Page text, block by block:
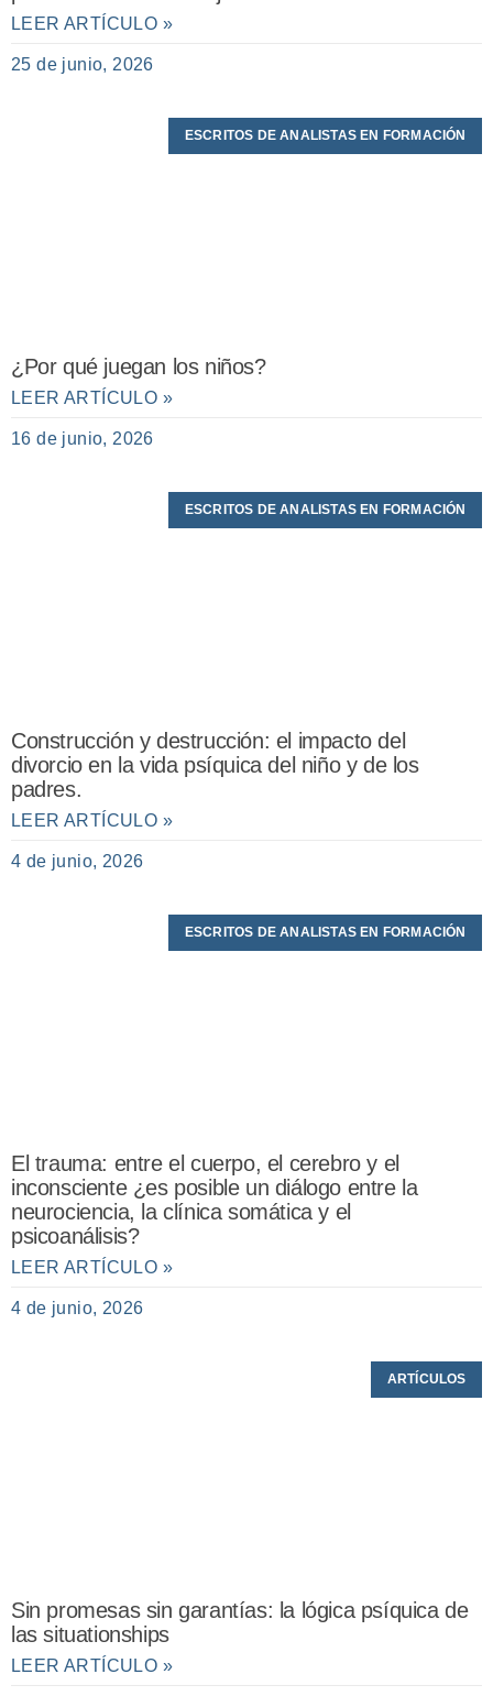
LEER ARTÍCULO »
25 de junio, 2026
ESCRITOS DE ANALISTAS EN FORMACIÓN
¿Por qué juegan los niños?
LEER ARTÍCULO »
16 de junio, 2026
ESCRITOS DE ANALISTAS EN FORMACIÓN
Construcción y destrucción: el impacto del
divorcio en la vida psíquica del niño y de los
padres.
LEER ARTÍCULO »
4 de junio, 2026
ESCRITOS DE ANALISTAS EN FORMACIÓN
El trauma: entre el cuerpo, el cerebro y el
inconsciente ¿es posible un diálogo entre la
neurociencia, la clínica somática y el
psicoanálisis?
LEER ARTÍCULO »
4 de junio, 2026
ARTÍCULOS
Sin promesas sin garantías: la lógica psíquica de
las situationships
LEER ARTÍCULO »